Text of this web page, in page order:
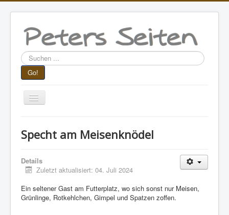
Suchen
...
Go!
Navigation
Kurz & Bündig
Specht am Meisenknödel
Specht am Meisenknödel
Details
Zuletzt aktualisiert: 04. Juli 2024
Ein seltener Gast am Futterplatz, wo sich sonst nur Meisen,
Grünlinge, Rotkehlchen, Gimpel und Spatzen zoffen.